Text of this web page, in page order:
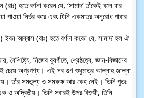
হতে বর্ণনা করেন যে, ‘সামাদ’ তাঁকেই বলে যার
পাওয়া নির্ভর করে এবং যিনি একমাত্র অনুরোধ পাবার
আব্বাস (রাঃ) হতে বর্ণনা করেন যে, সামাদ’ হল ঐ
বৈশিষ্ট্যে, নিজের বুযর্গীতে, শ্রেষ্ঠত্বে, জ্ঞান-বিজ্ঞানের
চেয়ে অগ্রগণ্য। এই সব গুণ শুধুমাত্র আল্লাহ জাল্লা
তাঁর সমতুল্য ও সমকক্ষ আর কেহ নেই। তিনি পুতঃ
ও অদ্বিতীয়। তিনি সবারই উপর বিজয়ী, তিনি